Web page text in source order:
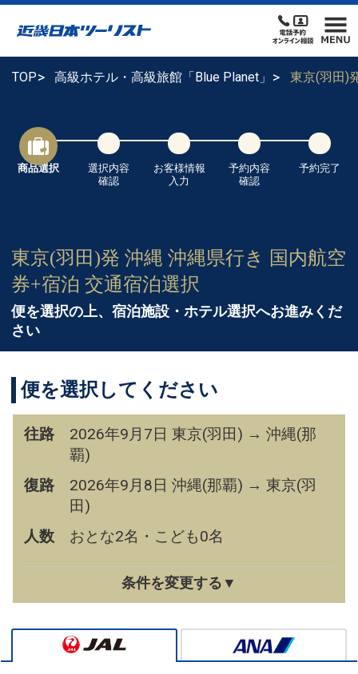
TOP 高級ホテル・高級旅館「Blue Planet」 東京(羽田)
商品選択
選択内容
確認
お客様情報
入力
予約内容
確認
予約完了
東京(羽田)発 沖縄 沖縄県行き 国内航空
券+宿泊 交通宿泊選択
便を選択の上、宿泊施設・ホテル選択へお進みくだ
さい
便を選択してください
往路
2026年9月7日 東京(羽田) → 沖縄(那
覇)
復路
2026年9月8日 沖縄(那覇) → 東京(羽
田)
人数
おとな2名・こども0名
条件を変更する▼